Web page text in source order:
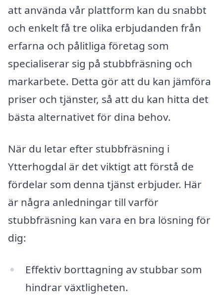
att använda vår plattform kan du snabbt
och enkelt få tre olika erbjudanden från
erfarna och pålitliga företag som
specialiserar sig på stubbfräsning och
markarbete. Detta gör att du kan jämföra
priser och tjänster, så att du kan hitta det
bästa alternativet för dina behov.
När du letar efter stubbfräsning i
Ytterhogdal är det viktigt att förstå de
fördelar som denna tjänst erbjuder. Här
är några anledningar till varför
stubbfräsning kan vara en bra lösning för
dig:
Effektiv borttagning av stubbar som
hindrar växtligheten.